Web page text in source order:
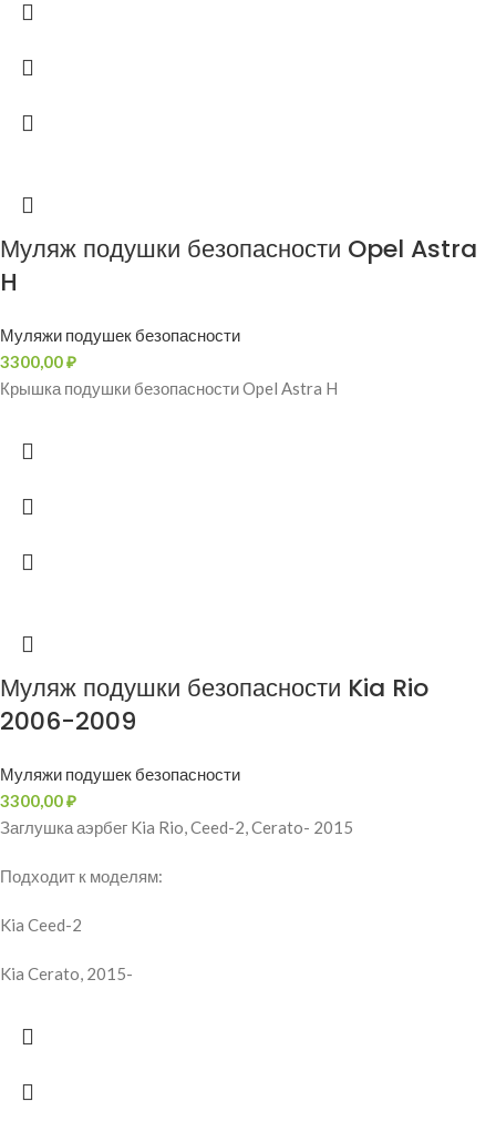
Муляж подушки безопасности Opel Astra
H
Муляжи подушек безопасности
3300,00₽
Крышка подушки безопасности Opel Astra H
Муляж подушки безопасности Kia Rio
2006-2009
Муляжи подушек безопасности
3300,00₽
Заглушка аэрбег Kia Rio, Ceed-2, Cerato- 2015
Подходит к моделям:
Kia Ceed-2
Kia Cerato, 2015-